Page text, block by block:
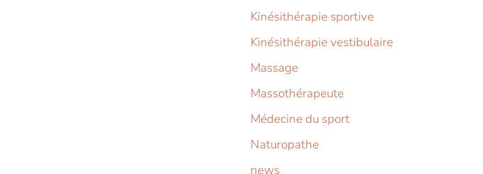
Kinésithérapie sportive
Kinésithérapie vestibulaire
Massage
Massothérapeute
Médecine du sport
Naturopathe
news